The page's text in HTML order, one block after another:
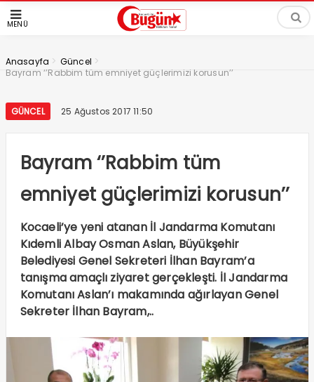
MENÜ
Anasayfa > Güncel >
Bayram ‘’Rabbim tüm emniyet güçlerimizi korusun’’
GÜNCEL 25 Ağustos 2017 11:50
Bayram ‘’Rabbim tüm
emniyet güçlerimizi korusun’’
Kocaeli’ye yeni atanan İl Jandarma Komutanı
Kıdemli Albay Osman Aslan, Büyükşehir
Belediyesi Genel Sekreteri İlhan Bayram’a
tanışma amaçlı ziyaret gerçekleşti. İl Jandarma
Komutanı Aslan’ı makamında ağırlayan Genel
Sekreter İlhan Bayram,..